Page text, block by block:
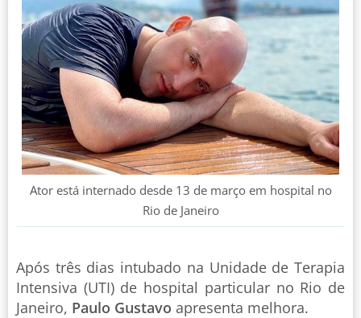
Ator está internado desde 13 de março em hospital no
Rio de Janeiro
Após três dias intubado na Unidade de Terapia
Intensiva (UTI) de hospital particular no Rio de
Janeiro, Paulo Gustavo apresenta melhora.